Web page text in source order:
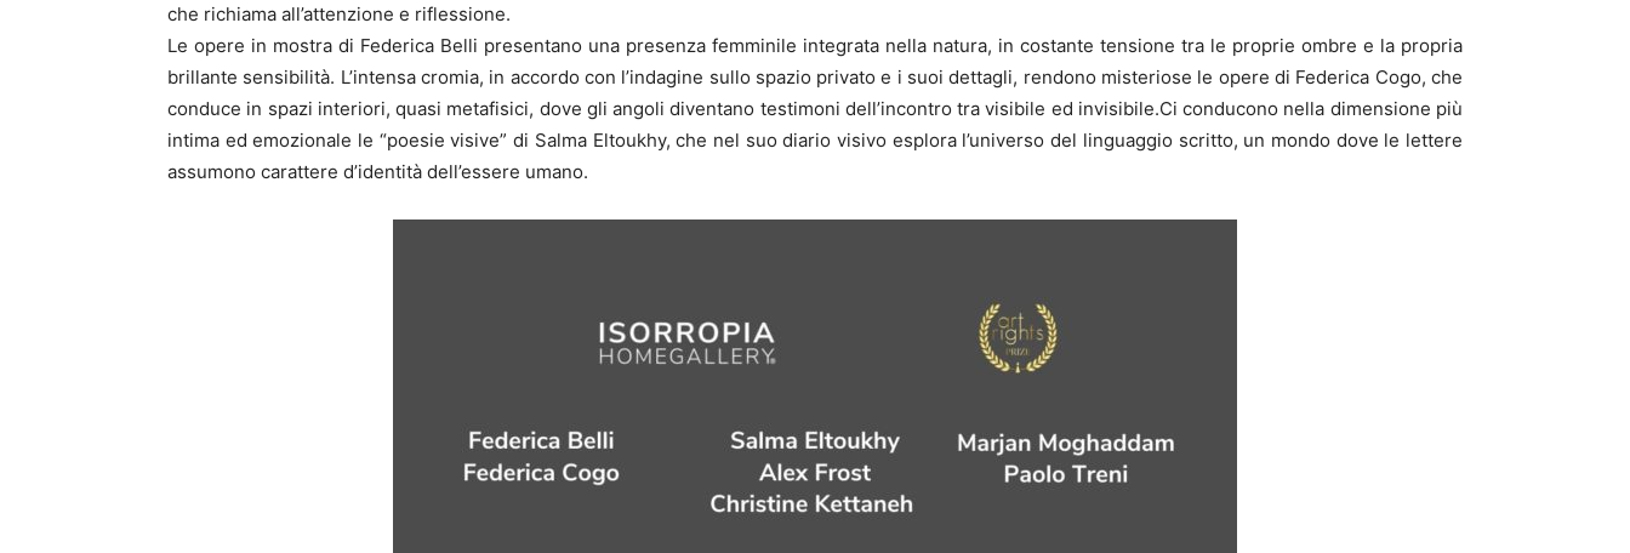
che richiama all’attenzione e riflessione.
Le opere in mostra di Federica Belli presentano una presenza femminile integrata nella natura, in costante tensione tra le proprie ombre e la propria
brillante sensibilità. L’intensa cromia, in accordo con l’indagine sullo spazio privato e i suoi dettagli, rendono misteriose le opere di Federica Cogo, che
conduce in spazi interiori, quasi metafisici, dove gli angoli diventano testimoni dell’incontro tra visibile ed invisibile.Ci conducono nella dimensione più
intima ed emozionale le “poesie visive” di Salma Eltoukhy, che nel suo diario visivo esplora l’universo del linguaggio scritto, un mondo dove le lettere
assumono carattere d’identità dell’essere umano.